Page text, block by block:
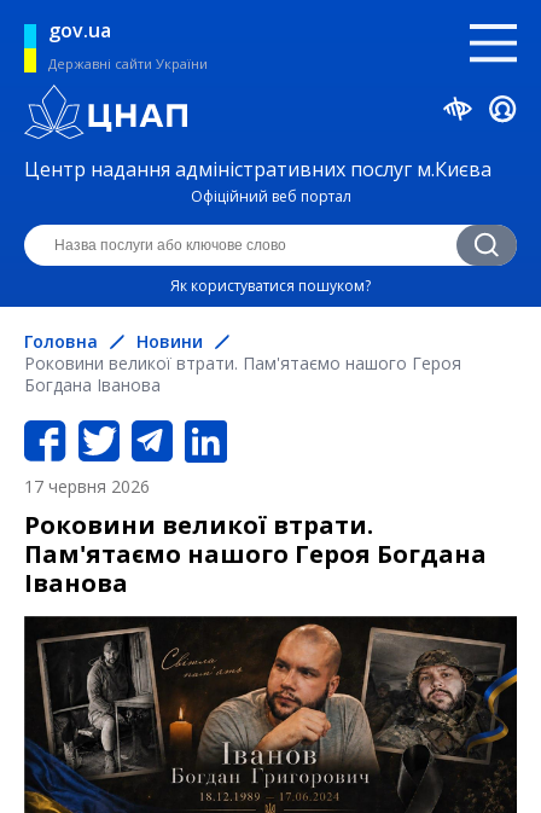
gov.ua
Державні сайти України
Центр надання адміністративних послуг м.Києва
Офіційний веб портал
Як користуватися пошуком?
Головна
Новини
Роковини великої втрати. Пам'ятаємо нашого Героя
Богдана Іванова
17 червня 2026
Роковини великої втрати.
Пам'ятаємо нашого Героя Богдана
Іванова